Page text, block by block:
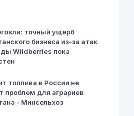
точный ущерб
бизнеса из-за атак
Wildberries пока
топлива в России не
проблем для аграриев
- Минсельхоз